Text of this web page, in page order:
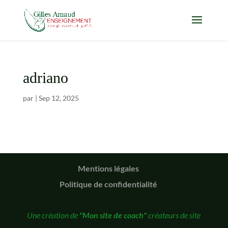
adriano
par | Sep 12, 2025
Mentions légales
Politique de confidentialité
Une création de "Mon site de coach"créateurs de site